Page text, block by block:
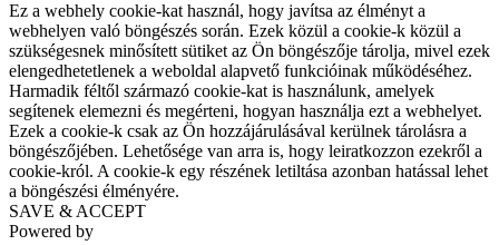
Ez a webhely cookie-kat használ, hogy javítsa az élményt a
webhelyen való böngészés során. Ezek közül a cookie-k közül a
szükségesnek minősített sütiket az Ön böngészője tárolja, mivel ezek
elengedhetetlenek a weboldal alapvető funkcióinak működéséhez.
Harmadik féltől származó cookie-kat is használunk, amelyek
segítenek elemezni és megérteni, hogyan használja ezt a webhelyet.
Ezek a cookie-k csak az Ön hozzájárulásával kerülnek tárolásra a
böngészőjében. Lehetősége van arra is, hogy leiratkozzon ezekről a
cookie-król. A cookie-k egy részének letiltása azonban hatással lehet
a böngészési élményére.
SAVE & ACCEPT
Powered by